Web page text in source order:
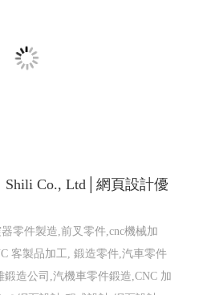
Shili Co., Ltd│網頁設計優
零件製造,前叉零件,cnc機械加
客製品加工, 鍛造零件,汽車零件
造公司,汽機車零件鍛造,CNC 加